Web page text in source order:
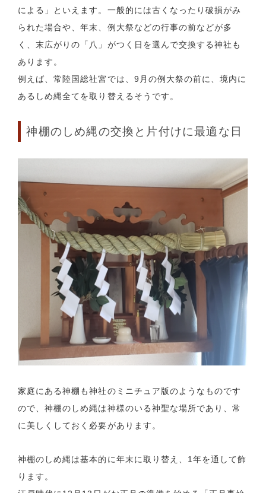
による」といえます。一般的には古くなったり破損がみ
られた場合や、年末、例大祭などの行事の前などが多
く、末広がりの「八」がつく日を選んで交換する神社も
あります。
例えば、常陸国総社宮では、9月の例大祭の前に、境内に
あるしめ縄全てを取り替えるそうです。
神棚のしめ縄の交換と片付けに最適な日
家庭にある神棚も神社のミニチュア版のようなものです
ので、神棚のしめ縄は神様のいる神聖な場所であり、常
に美しくしておく必要があります。
神棚のしめ縄は基本的に年末に取り替え、1年を通して飾
ります。